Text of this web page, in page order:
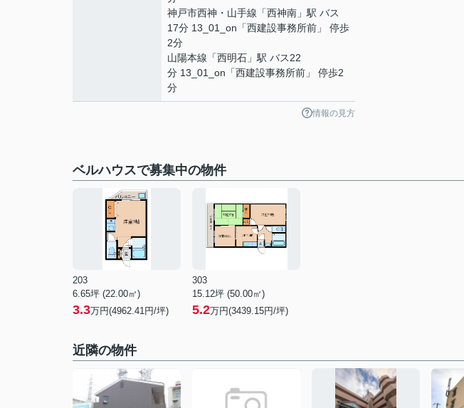
神戸市西神・山手線 「西神南 」駅 バス
17分 13_01_on「西建設事務所前」 停歩
2分
山陽本線 「西明石 」駅 バス22
分 13_01_on「西建設事務所前」 停歩2
分
情報の見方
ベルハウスで募集中の物件
203
6.65坪 (22.00㎡)
3.3万円(4962.41円/坪)
303
15.12坪 (50.00㎡)
5.2万円(3439.15円/坪)
近隣の物件